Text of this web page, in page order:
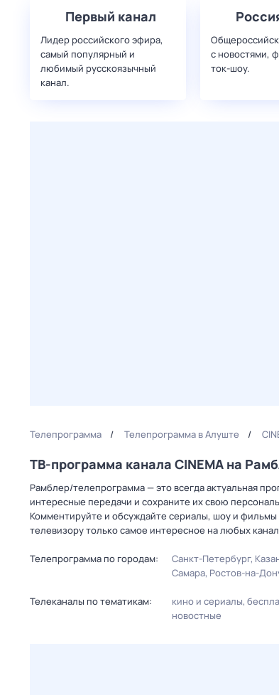
Первый канал
Лидер российского эфира,
самый популярный и
любимый русскоязычный
канал.
с новостями,
ток-шоу.
Телепрограмма Телепрограмма в Алуште
ТВ-программа канала CINEMA на
Рамблер/телепрограмма — это всегда актуальная
интересные передачи и сохраните их свою
Комментируйте и обсуждайте сериалы, шоу и
телевизору только самое интересное на любых
Телепрограмма по городам: Санкт-Петербург
Самара Ростов-на-
Телеканалы по тематикам: кино и сериалы
новостные